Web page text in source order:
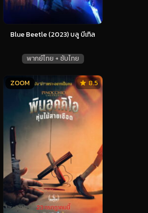
Blue Beetle (2023) บลู บีเทิล
พากย์ไทย + ซับไทย
8.5
ZOOM